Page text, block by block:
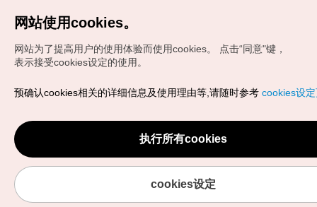
Copyrights (c) 韩国旅游发展局版权所有
VISITKOREA官方邮箱
chnsim@knto.or.kr
网站使用cookies。
网站为了提高用户的使用体验而使用cookies。
点击“同意"键，
表示接受cookies设定的使用。
预确认cookies相关的详细信息及使用理由等,请随时参考 cookies设
执行所有cookies
cookies设定